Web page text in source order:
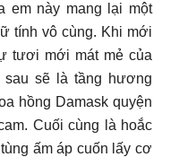
em này mang lại một
tính vô cùng. Khi mới
tươi mới mát mẻ của
sau sẽ là tầng hương
hồng Damask quyện
Cuối cùng là hoắc
ấm áp cuốn lấy cơ